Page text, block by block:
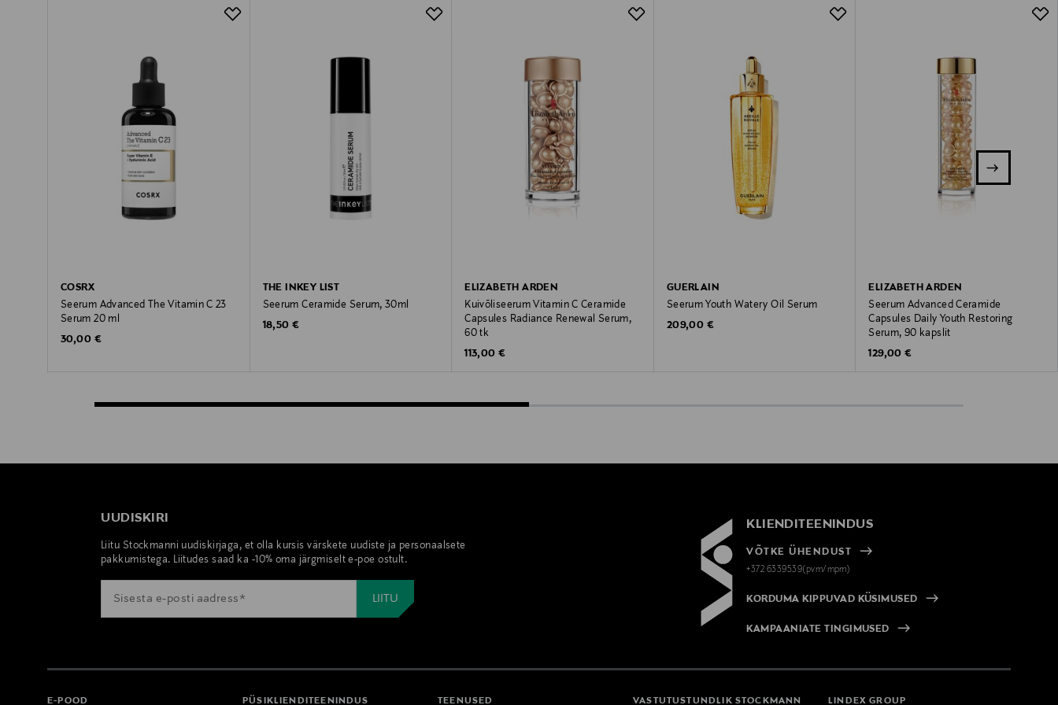
COSRX
Seerum Advanced The Vitamin C 23
Serum 20 ml
Original Price
30,00 €
THE INKEY LIST
Seerum Ceramide Serum, 30ml
Original Price
18,50 €
ELIZABETH ARDEN
Kuivõliseerum Vitamin C Ceramide
Capsules Radiance Renewal Serum,
60 tk
Original Price
113,00 €
GUERLAIN
Seerum Youth Watery Oil Serum
Original Price
209,00 €
ELIZABETH ARDEN
Seerum Advanced Ceramide
Capsules Daily Youth Restoring
Serum, 90 kapslit
Original Price
129,00 €
UUDISKIRI
Liitu Stockmanni uudiskirjaga, et olla kursis värskete uudiste ja personaalsete
pakkumistega. Liitudes saad ka -10% oma järgmiselt e-poe ostult.
KLIENDITEENINDUS
VÕTKE ÜHENDUST
+372 6339539(pvm/mpm)
KORDUMA KIPPUVAD KÜSIMUSED
KAMPAANIATE TINGIMUSED
E-POOD PÜSIKLIENDITEENINDUS TEENUSED VASTUTUSTUNDLIK STOCKMANN LINDEX GROUP